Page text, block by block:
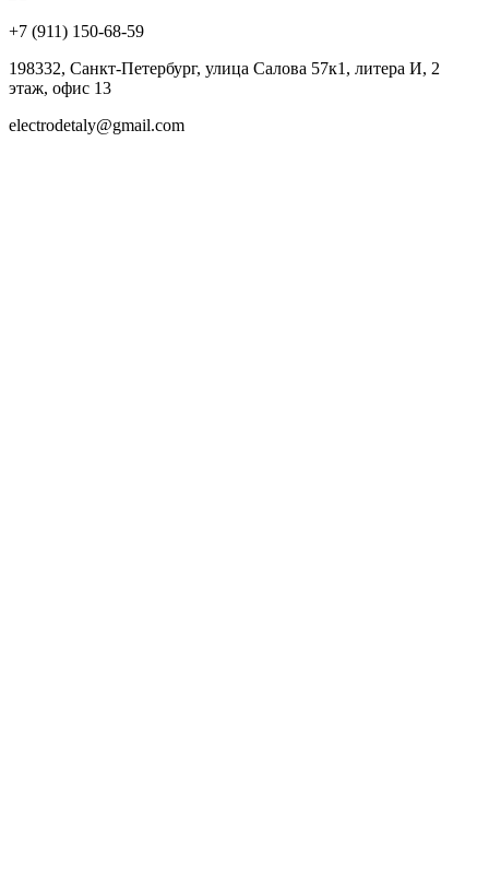
+7 (911) 150-68-59
198332, Санкт-Петербург, улица Салова 57к1, литера И, 2
этаж, офис 13
electrodetaly@gmail.com